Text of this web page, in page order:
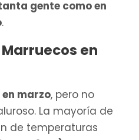
gente como en
.
en
marzo, pero no
La mayoría de
de temperaturas